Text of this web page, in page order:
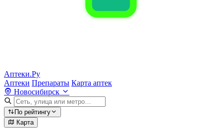
Аптеки.Ру
Аптеки Препараты Карта аптек
Новосибирск
По рейтингу
Карта